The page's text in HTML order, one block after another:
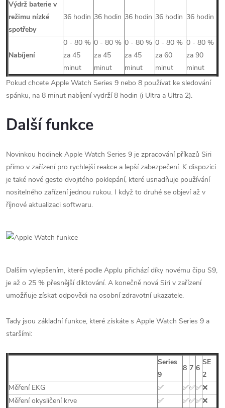
Výdrž baterie v
režimu nízké
spotřeby
36 hodin 36 hodin 36 hodin 36 hodin 36 hodin
Nabíjení
0 - 80 %
za 45
minut
0 - 80 %
za 45
minut
0 - 80 %
za 45
minut
0 - 80 %
za 60
minut
0 - 80 %
za 90
minut
Pokud chcete Apple Watch Series 9 nebo 8 používat ke sledování
spánku, na 8 minut nabíjení vydrží 8 hodin (i Ultra a Ultra 2).
Další funkce
Novinkou hodinek Apple Watch Series 9 je zpracování příkazů Siri
přímo v zařízení pro rychlejší reakce a lepší zabezpečení. K dispozici
je také nové gesto dvojitého poklepání, které usnadňuje používání
nositelného zařízení jednou rukou. I když to druhé se objeví až v
říjnové aktualizaci softwaru.
Dalším vylepšením, které podle Applu přichází díky novému čipu S9,
je až o 25 % přesnější diktování. A konečně nová Siri v zařízení
umožňuje získat odpovědi na osobní zdravotní ukazatele.
Tady jsou základní funkce, které získáte s Apple Watch Series 9 a
staršími:
Series
9
8 7 6
SE
2
Měření EKG
✅ ✅✅✅❌
Měření okysličení krve
✅ ✅✅✅❌